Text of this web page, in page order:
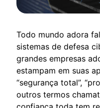
Todo mundo adora
sistemas de defesa
grandes empresas
estampam em suas
“segurança total”,
outros termos